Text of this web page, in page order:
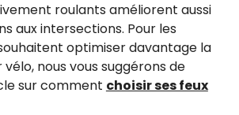
roulants améliorent aussi
aux intersections. Pour les
optimiser davantage la
nous vous suggérons de
sur comment choisir ses feux